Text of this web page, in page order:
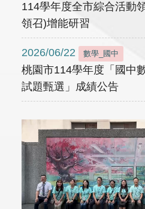
114學年度全市綜合活動
領召)增能研習
2026/06/22 數學_國中
桃園市114學年度「國中
試題甄選」成績公告